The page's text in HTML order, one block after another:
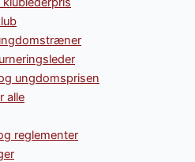
ungdomsprisen
alle
reglementer